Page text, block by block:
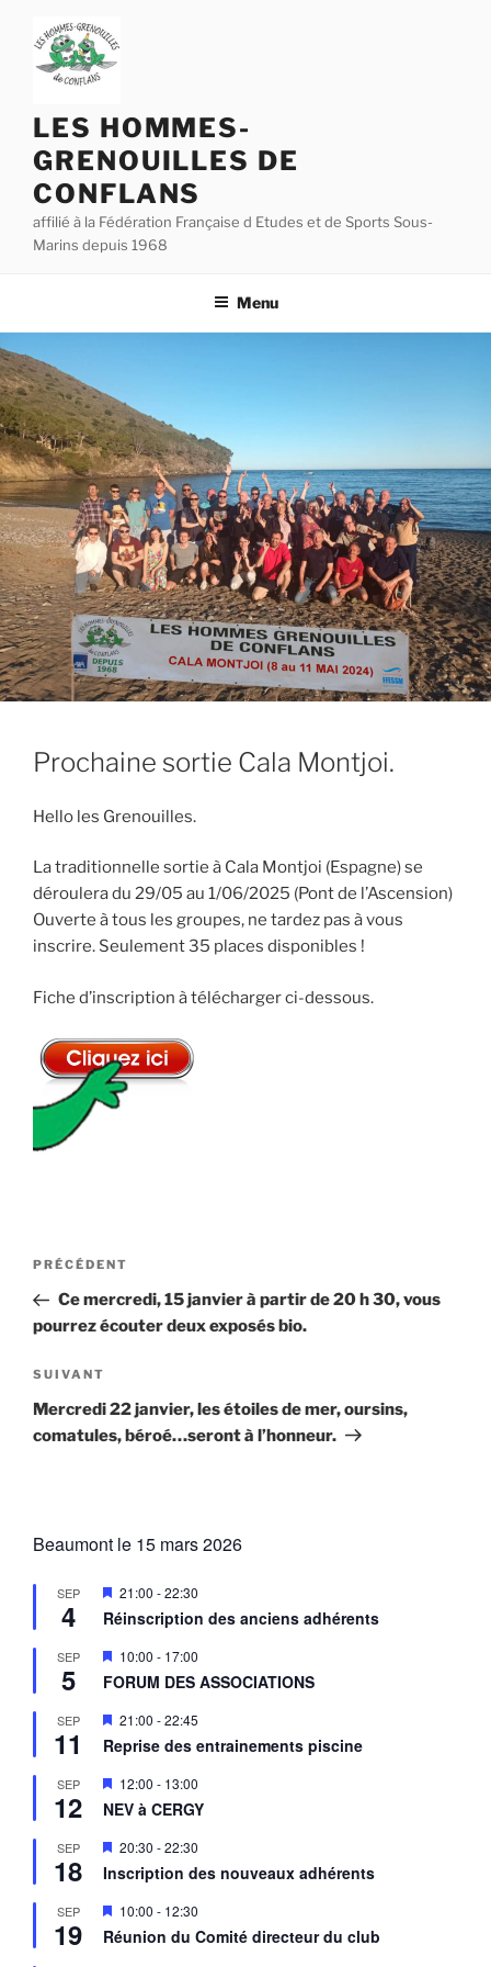
contenu
principal
LES HOMMES-
GRENOUILLES DE
CONFLANS
affilié à la Fédération Française d Etudes et de Sports Sous-
Marins depuis 1968
Menu
Prochaine sortie Cala Montjoi.
Hello les Grenouilles.
La traditionnelle sortie à Cala Montjoi (Espagne) se
déroulera du 29/05 au 1/06/2025 (Pont de l’Ascension)
Ouverte à tous les groupes, ne tardez pas à vous
inscrire. Seulement 35 places disponibles !
Fiche d’inscription à télécharger ci-dessous.
Navigation
l’article
Article
précédent
PRÉCÉDENT
Ce mercredi, 15 janvier à partir de 20 h 30, vous
pourrez écouter deux exposés bio.
Article
suivant
SUIVANT
Mercredi 22 janvier, les étoiles de mer, oursins,
comatules, béroé…seront à l’honneur.
Beaumont le 15 mars 2026
SEP
4
M
i
s
n
a
a
n
t
21:00 -22:30
Réinscription des anciens adhérents
SEP
5
M
i
s
n
a
v
a
n
t
10:00 - 17:00
FORUM DES ASSOCIATIONS
SEP
11
M
s
n
a
a
n
t
21:00 -22:45
Reprise des entrainements piscine
SEP
12
M
i
s
n
a
a
n
t
12:00 - 13:00
NEV à CERGY
SEP
18
M
s
n
a
20:30 -22:30
Inscription des nouveaux adhérents
SEP
19
M
i
s
10:00 - 12:30
Réunion du Comité directeur du club